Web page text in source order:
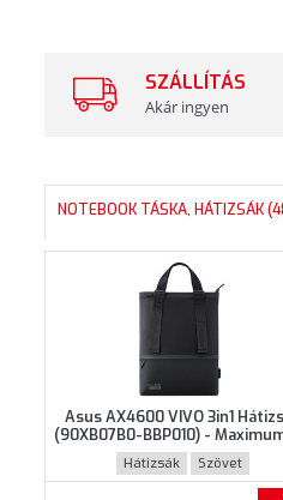
SZÁLLÍTÁS
Akár ingyen
NOTEBOOK TÁSKA, HÁTIZSÁK
Asus AX4600 VIVO 3in1
(90XB07B0-BBP010) -
méretű notebookokhoz -
színben
Hátizsák Szövet